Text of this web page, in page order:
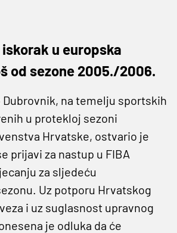
u europska
od sezone 2005./2006.
Dubrovnik, na temelju sportskih
u protekloj sezoni
Hrvatske, ostvario je
prijavi za nastup u FIBA
za sljedeću
Uz potporu Hrvatskog
i uz suglasnost upravnog
je odluka da će